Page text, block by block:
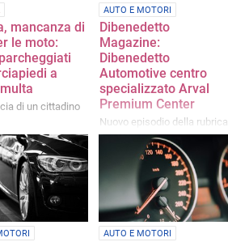
mancanza di
le moto:
a
di un cittadino
AUTO E MOTORI
Dibenedetto
Magazine:
Dibenedetto
Automotive centro
specializzato Arval
Premium Center
Nuovo episodio della rubrica
a cura di Dibenedetto
Automotive
AUTO E MOTORI